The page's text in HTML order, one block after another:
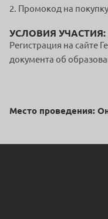
2. Промокод на
УСЛОВИЯ УЧАСТИЯ:
Регистрация на сайте
документа об
Место проведения: